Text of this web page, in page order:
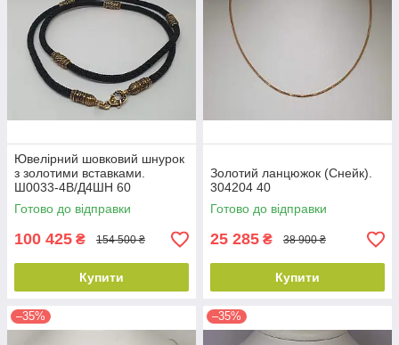
Ювелірний шовковий шнурок
з золотими вставками.
Ш0033-4В/Д4ШН 60
Готово до відправки
100 425 ₴ 154 500 ₴
Купити
Золотий ланцюжок (Снейк).
304204 40
Готово до відправки
25 285 ₴ 38 900 ₴
Купити
–35% –35%